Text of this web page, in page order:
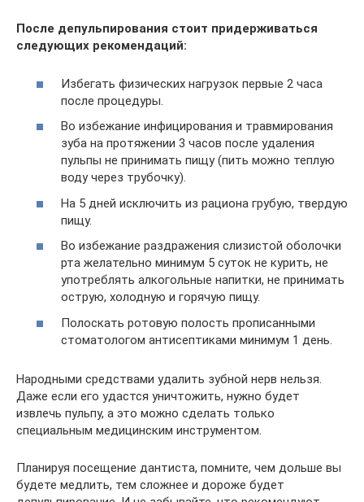
После депульпирования стоит придерживаться
следующих рекомендаций:
Избегать физических нагрузок первые 2 часа
после процедуры.
Во избежание инфицирования и травмирования
зуба на протяжении 3 часов после удаления
пульпы не принимать пищу (пить можно теплую
воду через трубочку).
На 5 дней исключить из рациона грубую, твердую
пищу.
Во избежание раздражения слизистой оболочки
рта желательно минимум 5 суток не курить, не
употреблять алкогольные напитки, не принимать
острую, холодную и горячую пищу.
Полоскать ротовую полость прописанными
стоматологом антисептиками минимум 1 день.
Народными средствами удалить зубной нерв нельзя.
Даже если его удастся уничтожить, нужно будет
извлечь пульпу, а это можно сделать только
специальным медицинским инструментом.
Планируя посещение дантиста, помните, чем дольше вы
будете медлить, тем сложнее и дороже будет